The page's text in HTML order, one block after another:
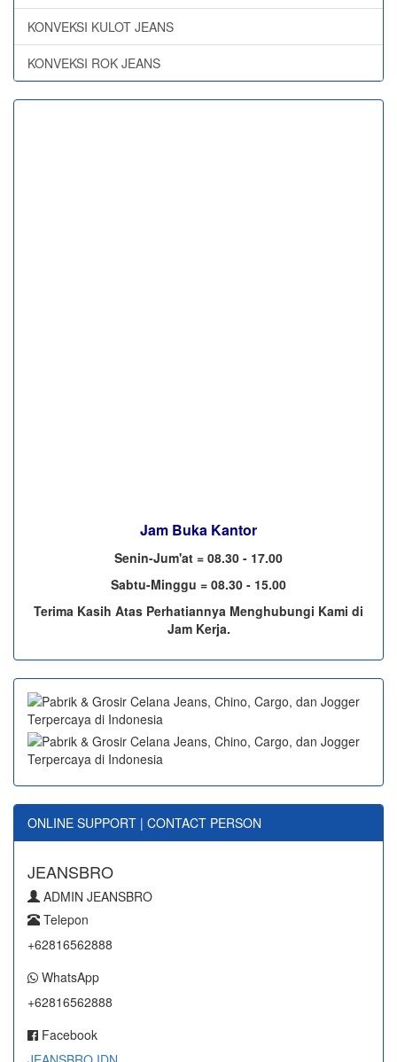
KONVEKSI KULOT JEANS
KONVEKSI ROK JEANS
Jam Buka Kantor
Senin-Jum'at = 08.30 - 17.00
Sabtu-Minggu = 08.30 - 15.00
Terima Kasih Atas Perhatiannya Menghubungi Kami di
Jam Kerja.
ONLINE SUPPORT | CONTACT PERSON
JEANSBRO
ADMIN JEANSBRO
Telepon
+62816562888
WhatsApp
+62816562888
Facebook